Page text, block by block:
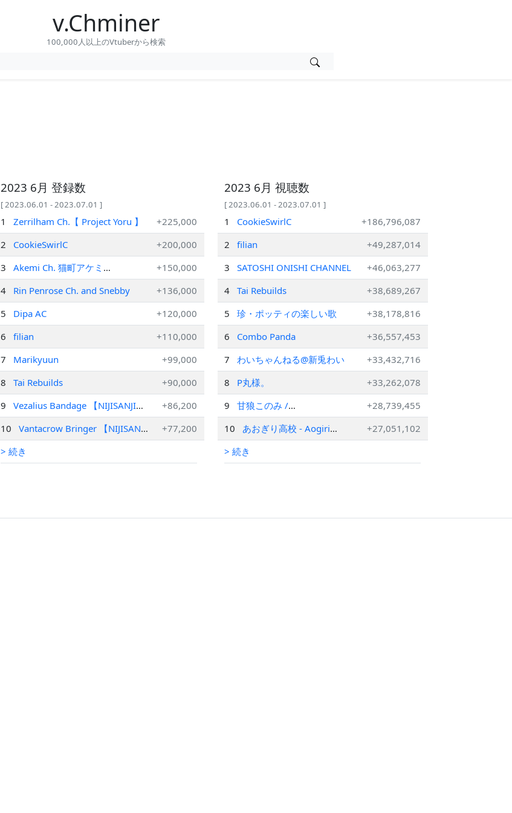
v.Chminer
100,000人以上のVtuberから検索
2023 6月 登録数
[ 2023.06.01 - 2023.07.01 ]
1 Zerrilham Ch.【 Project Yoru 】
+225,000
2
CookieSwirlC
+200,000
3
Akemi Ch. 猫町アケミ
【GRAVT】
+150,000
4
Rin Penrose Ch. and Snebby
+136,000
5
Dipa AC
+120,000
6
filian
+110,000
7
Marikyuun
+99,000
8
Tai Rebuilds
+90,000
9
Vezalius Bandage 【NIJISANJI
EN】
+86,200
10
Vantacrow Bringer 【NIJISANJI
EN】
+77,200
> 続き
2023 6月 視聴数
[ 2023.06.01 - 2023.07.01 ]
1 CookieSwirlC
+186,796,087
2
filian
+49,287,014
3
SATOSHI ONISHI CHANNEL
+46,063,277
4 Tai Rebuilds
+38,689,267
5
珍・ポッティの楽しい歌
+38,178,816
6
Combo Panda
+36,557,453
7
わいちゃんねる@新兎わい
+33,432,716
8
P丸様。
+33,262,078
9
甘狼このみ /
AmakamiKonomi🐺🍫
+28,739,455
10
あおぎり高校 - Aogiri
Vtuber High School
+27,051,102
> 続き